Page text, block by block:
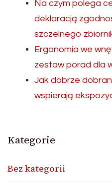
Na czym polega
deklaracją
szczelnego
Ergonomia we
zestaw porad dla
Jak dobrze
wspierają
Kategorie
Bez kategorii